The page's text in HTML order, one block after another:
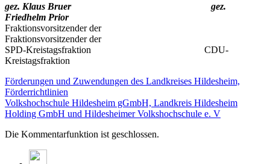
gez. Klaus Bruer
gez.
Friedhelm Prior
Fraktionsvorsitzender der
Fraktionsvorsitzender der
SPD-Kreistagsfraktion CDU-
Kreistagsfraktion
Förderungen und Zuwendungen des Landkreises Hildesheim,
Förderrichtlinien
Volkshochschule Hildesheim gGmbH, Landkreis Hildesheim
Holding GmbH und Hildesheimer Volkshochschule e. V
Die Kommentarfunktion ist geschlossen.